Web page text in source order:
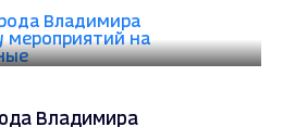
Владимира